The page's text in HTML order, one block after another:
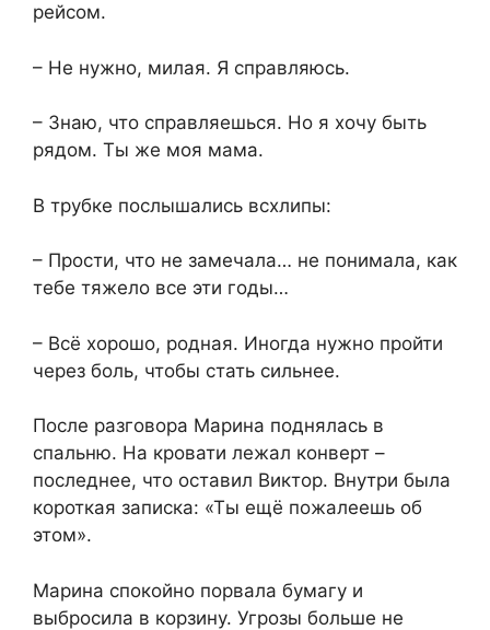
рейсом.
– Не нужно, милая. Я справляюсь.
– Знаю, что справляешься. Но я хочу быть
рядом. Ты же моя мама.
В трубке послышались всхлипы:
– Прости, что не замечала… не понимала, как
тебе тяжело все эти годы…
– Всё хорошо, родная. Иногда нужно пройти
через боль, чтобы стать сильнее.
После разговора Марина поднялась в
спальню. На кровати лежал конверт –
последнее, что оставил Виктор. Внутри была
короткая записка: «Ты ещё пожалеешь об
этом».
Марина спокойно порвала бумагу и
выбросила в корзину. Угрозы больше не